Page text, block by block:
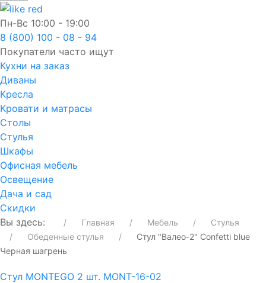
Пн-Вс 10:00 - 19:00
8 (800) 100 - 08 - 94
Покупатели часто ищут
Кухни на заказ
Диваны
Кресла
Кровати и матрасы
Столы
Стулья
Шкафы
Офисная мебель
Освещение
Дача и сад
Скидки
Вы здесь:
Главная Мебель
Стулья
Обеденные стулья
Стул "Валео-2" Confetti blue
Черная шагрень
Стул MONTEGO 2 шт. MONT-16-02